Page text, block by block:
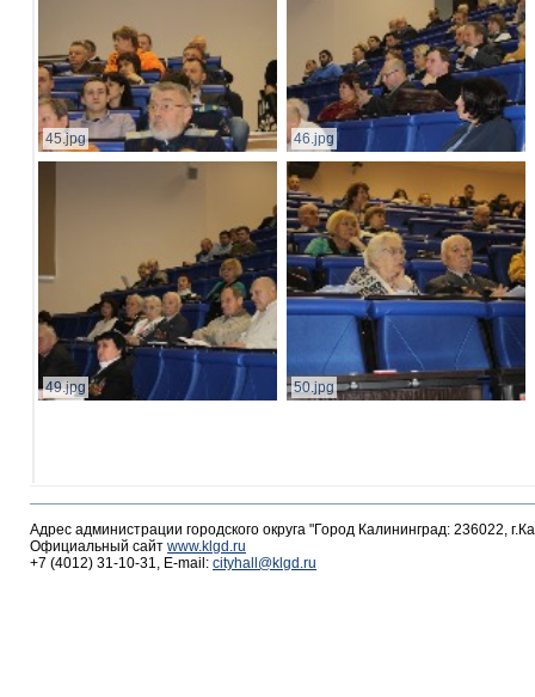
45.jpg 46.jpg
49.jpg 50.jpg
Адрес администрации городского округа "Город Калининград: 236022,
Официальный сайт www.klgd.ru
+7 (4012) 31-10-31, E-mail: cityhall@klgd.ru